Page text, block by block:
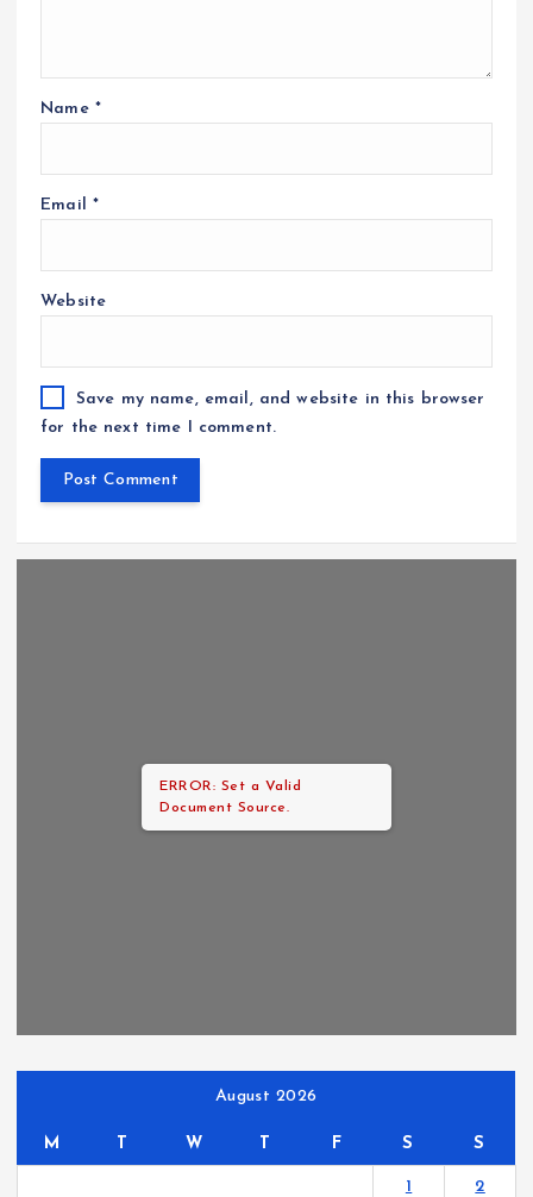
Name *
Email *
Website
Save my name, email, and website in this browser
for the next time I comment.
ERROR: Set a Valid
Document Source.
August 2026
M W F S S
1 2